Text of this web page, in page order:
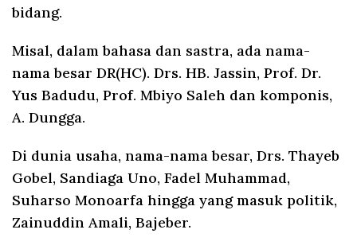
bidang.
Misal, dalam bahasa dan sastra, ada nama-
nama besar DR(HC). Drs. HB. Jassin, Prof. Dr.
Yus Badudu, Prof. Mbiyo Saleh dan komponis,
A. Dungga.
Di dunia usaha, nama-nama besar, Drs. Thayeb
Gobel, Sandiaga Uno, Fadel Muhammad,
Suharso Monoarfa hingga yang masuk politik,
Zainuddin Amali, Bajeber.